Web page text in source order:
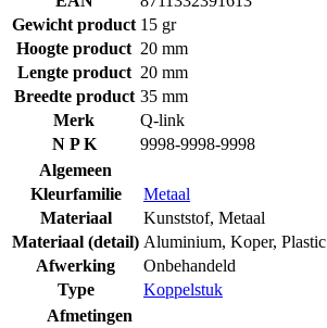
Gewicht product 15 gr
Hoogte product 20 mm
Lengte product 20 mm
Breedte product 35 mm
Merk
Q-link
N P K
9998-9998-9998
Algemeen
Kleurfamilie
Metaal
Materiaal
Kunststof, Metaal
Materiaal (detail) Aluminium, Koper, Plastic
Afwerking
Onbehandeld
Type
Koppelstuk
Afmetingen